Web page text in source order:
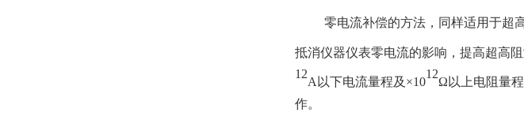
零电流补偿的方法，同样适用于超
抵消仪器仪表零电流的影响，提高超高
12
A 以下电流量程及×10
12
Ω以上电阻量
作。